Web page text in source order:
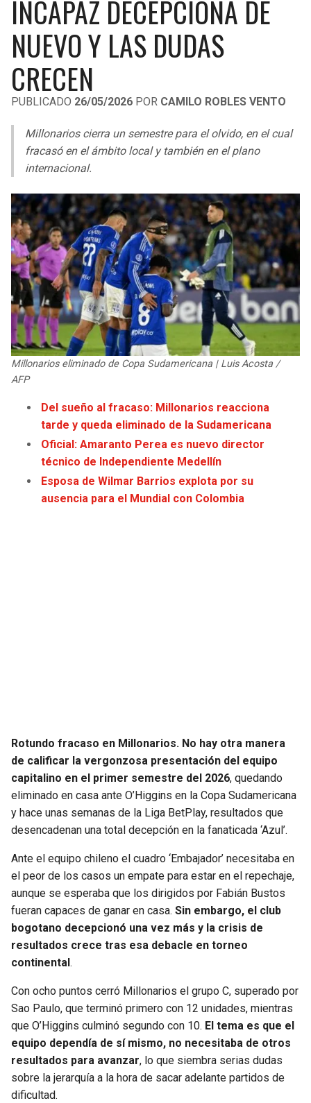
LIGA DE EXPANSIÓN MX
LEAGUES CUP
UEFA EUROPA LEAGUE
UEFA CONFERENCE LEAGUE
MLS
COPA LIBERTADORES
COPA SUDAMERICANA
LIGA BETPLAY
OTRAS LIGAS
RAIDERS
CHARGERS
RAVENS
STEELERS
TEXANS
COLTS
JAGUARS
TITANS
GIANTS
EAGLES
COMMANDERS
PACKERS
VIKINGS
FALCONS
PANTHERS
SAINTS
BUCCANEERS
CAVALIERS
PISTONS
PACERS
HORNETS
HEAT
MAGIC
WIZARDS
WARRIORS
LAKERS
SUNS
KINGS
TIMBERWOLVES
THUNDER
TRAIL BLAZERS
JAZZ
INCAPAZ DECEPCIONA DE
NUEVO Y LAS DUDAS
CRECEN
PUBLICADO 26/05/2026 POR CAMILO ROBLES VENTO
Millonarios cierra un semestre para el olvido, en el cual
fracasó en el ámbito local y también en el plano
internacional.
Millonarios eliminado de Copa Sudamericana | Luis Acosta /
AFP
Del sueño al fracaso: Millonarios reacciona
tarde y queda eliminado de la Sudamericana
Oficial: Amaranto Perea es nuevo director
técnico de Independiente Medellín
Esposa de Wilmar Barrios explota por su
ausencia para el Mundial con Colombia
Rotundo fracaso en Millonarios. No hay otra manera
de calificar la vergonzosa presentación del equipo
capitalino en el primer semestre del 2026, quedando
eliminado en casa ante O’Higgins en la Copa Sudamericana
y hace unas semanas de la Liga BetPlay, resultados que
desencadenan una total decepción en la fanaticada ‘Azul’.
Ante el equipo chileno el cuadro ‘Embajador’ necesitaba en
el peor de los casos un empate para estar en el repechaje,
aunque se esperaba que los dirigidos por Fabián Bustos
fueran capaces de ganar en casa. Sin embargo, el club
bogotano decepcionó una vez más y la crisis de
resultados crece tras esa debacle en torneo
continental .
Con ocho puntos cerró Millonarios el grupo C, superado por
Sao Paulo, que terminó primero con 12 unidades, mientras
que O’Higgins culminó segundo con 10. El tema es que el
equipo dependía de sí mismo, no necesitaba de otros
resultados para avanzar, lo que siembra serias dudas
sobre la jerarquía a la hora de sacar adelante partidos de
dificultad.